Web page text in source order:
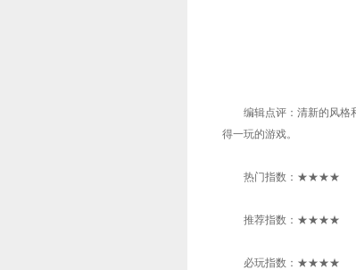
编辑点评：清新的风格和
得一玩的游戏。
热门指数：★★★★
推荐指数：★★★★
必玩指数：★★★★